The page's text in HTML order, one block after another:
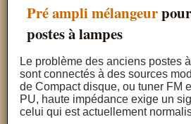
Pré ampli mélangeur
postes à lampes
Le problème des anciens postes
sont connectés à des sources
de Compact disque, ou tuner FM
PU, haute impédance exige un
celui qui est actuellement